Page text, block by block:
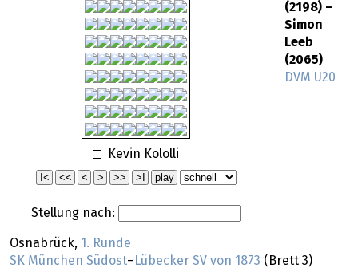
Kevin Kololli
Stellung nach:
(2198) –
Simon
Leeb
(2065)
DVM U20
Osnabrück, 1. Runde
SK München Südost– Lübecker SV von 1873 (Brett 3)